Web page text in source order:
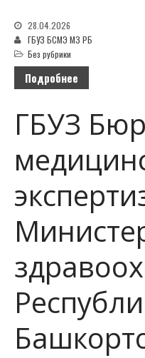
28.04.2026
ГБУЗ БСМЭ МЗ РБ
Без рубрики
Подробнее
ГБУЗ